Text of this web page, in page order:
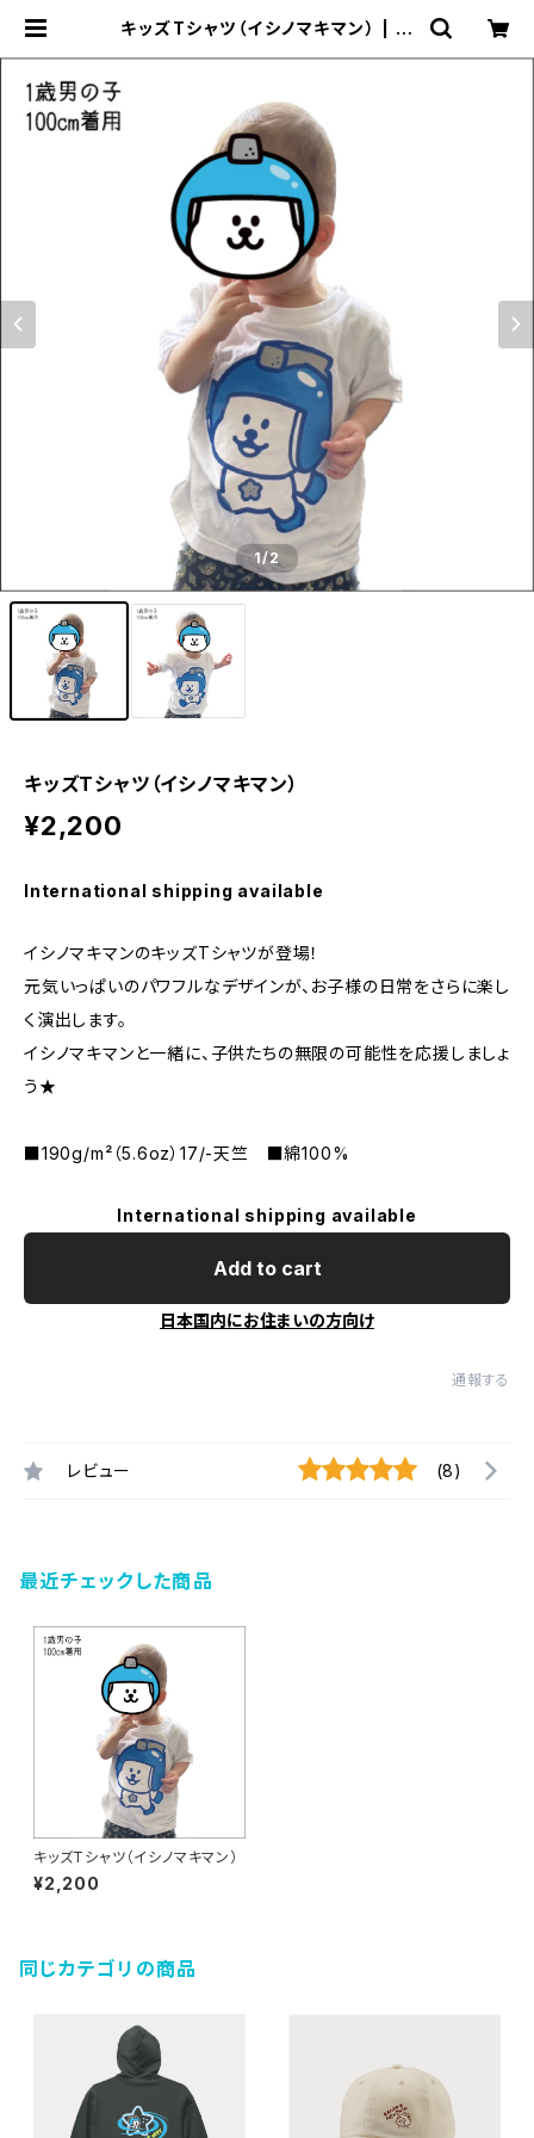
キッズTシャツ（イシノマキマン） | ☆
1/2
キッズTシャツ（イシノマキマン）
¥2,200
International shipping available
イシノマキマンのキッズTシャツが登場！
元気いっぱいのパワフルなデザインが、お子様の日常をさらに楽し
く演出します。
イシノマキマンと一緒に、子供たちの無限の可能性を応援しましょ
う★
■190g/m²（5.6oz）17/-天竺 ■綿100%
International shipping available
Add to cart
日本国内にお住まいの方向け
通報する
レビュー (8)
最近チェックした商品
キッズTシャツ（イシノマキマン）
¥2,200
同じカテゴリの商品